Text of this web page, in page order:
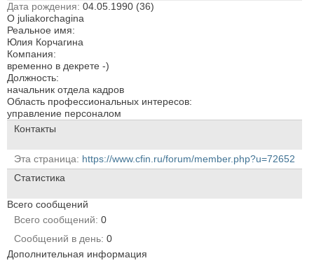
Дата рождения 04.05.1990 (36)
О juliakorchagina
Реальное имя:
Юлия Корчагина
Компания:
временно в декрете -)
Должность:
начальник отдела кадров
Область профессиональных интересов:
управление персоналом
Контакты
Эта страница https://www.cfin.ru/forum/member.php?u=72652
Статистика
Всего сообщений
Всего сообщений 0
Сообщений в день 0
Дополнительная информация